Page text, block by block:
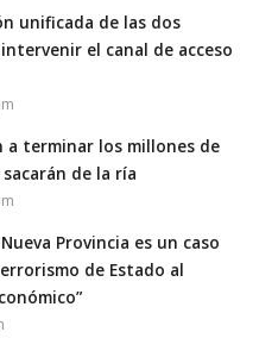
unificada de las dos
el canal de acceso
a terminar los millones de
de la ría
Provincia es un caso
de Estado al